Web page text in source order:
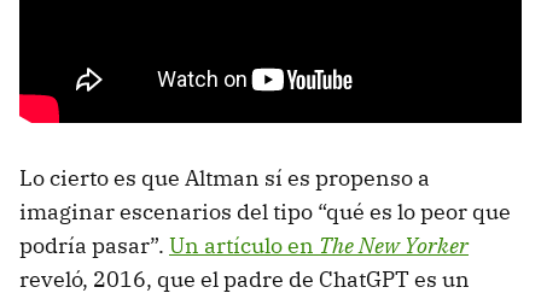
Lo cierto es que Altman sí es propenso a
imaginar escenarios del tipo “qué es lo peor que
podría pasar”. Un artículo en The New Yorker
reveló, 2016, que el padre de ChatGPT es un